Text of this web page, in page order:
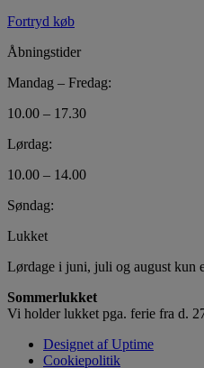
Fortryd køb
Åbningstider
Mandag – Fredag:
10.00 – 17.30
Lørdag:
10.00 – 14.00
Søndag:
Lukket
Lørdage i juni, juli og august kun
Sommerlukket
Vi holder lukket pga. ferie fra d.
Designet af Uptime
Cookiepolitik